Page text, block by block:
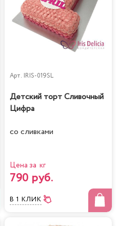
Арт. IRIS-019SL
Детский торт Сливочный
Цифра
со сливками
Цена за кг
790 руб.
В 1 КЛИК